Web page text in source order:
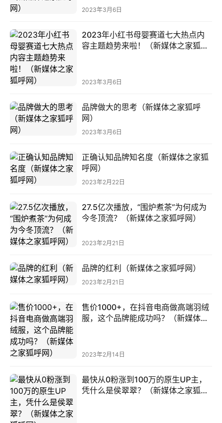
频
号
小
红
I
航
吉
鸥
A
I
G
O
注册
2023年3月6日
2023年小红书母婴赛道七大热点内
容主题趋势来啦！（新媒体之家狐呼
2023年3月6日
品牌做大的思考（新媒体之家狐呼
网）
2023年3月6日
正确认知品牌知名度（新媒体之家狐
呼网）
2023年2月22日
27.5亿次播放，“围炉煮茶”为何成为
今冬顶流？（新媒体之家狐呼网）
2023年2月21日
品牌的红利（新媒体之家狐呼网）
2023年2月21日
售价1000+，在抖音电商做高端羽绒
服，这个品牌能成功吗？（新媒体之
2023年2月14日
最快从0粉涨到100万的原生UP主，
凭什么是侯翠翠？（新媒体之家狐呼